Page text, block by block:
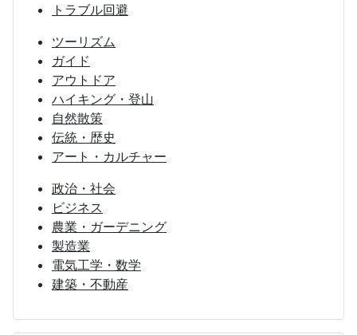
トラブル回避
ツーリズム
ガイド
アウトドア
ハイキング・登山
自然散策
伝統・歴史
アート・カルチャー
政治・社会
ビジネス
農業・ガーデニング
製造業
電気工学・数学
建築・不動産